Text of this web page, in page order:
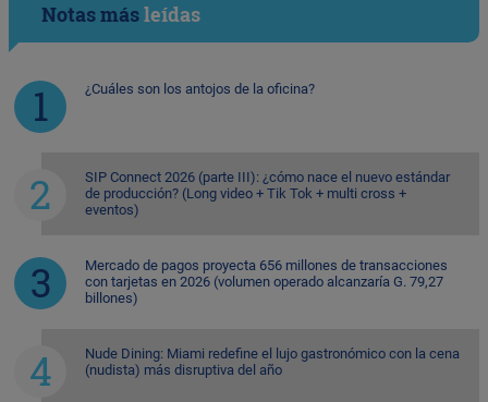
Notas másleídas
¿Cuáles son los antojos de la oficina?
SIP Connect 2026 (parte III): ¿cómo nace el nuevo estándar
de producción? (Long video + Tik Tok + multi cross +
eventos)
Mercado de pagos proyecta 656 millones de transacciones
con tarjetas en 2026 (volumen operado alcanzaría G. 79,27
billones)
Nude Dining: Miami redefine el lujo gastronómico con la cena
(nudista) más disruptiva del año